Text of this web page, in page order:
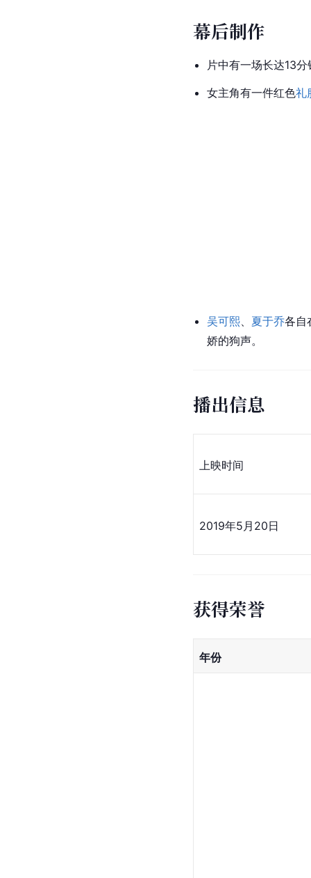
幕后制作
片中有一场长达13
女主角有一件红色礼
吴可熙 夏于乔各自
娇的狗声。
播出信息
上映时间
2019年5月20日
获得荣誉
年份